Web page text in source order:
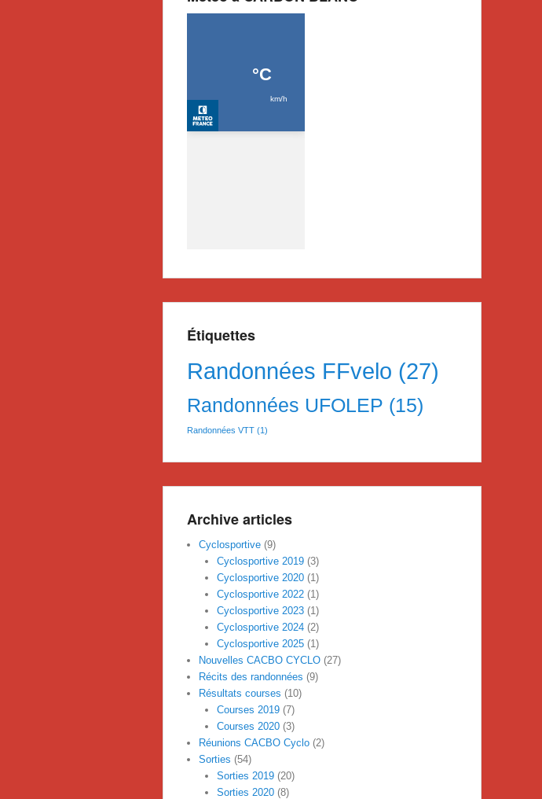
Étiquettes
Randonnées FFvelo (27)
Randonnées UFOLEP (15)
Randonnées VTT (1)
Archive articles
Cyclosportive (9)
Cyclosportive 2019(3)
Cyclosportive 2020(1)
Cyclosportive 2022(1)
Cyclosportive 2023(1)
Cyclosportive 2024(2)
Cyclosportive 2025(1)
Nouvelles CACBO CYCLO (27)
Récits des randonnées (9)
Résultats courses (10)
Courses 2019(7)
Courses 2020(3)
Réunions CACBO Cyclo (2)
Sorties (54)
Sorties 2019(20)
Sorties 2020(8)